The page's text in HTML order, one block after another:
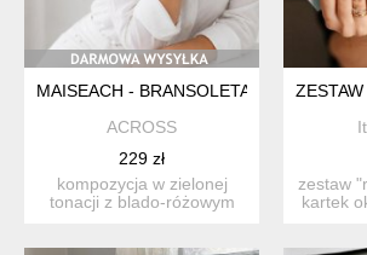
MAISEACH - BRANSOLETA W SREBRZE
ACROSS
229 zł
kompozycja w zielonej
tonacji z blado-różowym
zestaw
kartek